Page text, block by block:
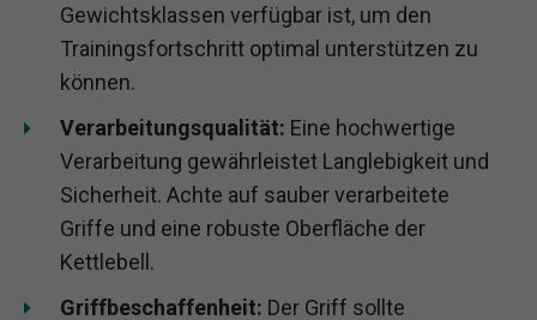
Gewichtsklassen verfügbar ist, um den
Trainingsfortschritt optimal unterstützen zu
können.
Verarbeitungsqualität: Eine hochwertige
Verarbeitung gewährleistet Langlebigkeit und
Sicherheit. Achte auf sauber verarbeitete
Griffe und eine robuste Oberfläche der
Kettlebell.
Griffbeschaffenheit: Der Griff sollte